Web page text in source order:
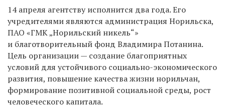
14 апреля агентству исполнится два года. Его
учредителями являются администрация Норильска,
ПАО «ГМК „Норильский никель“»
и благотворительный фонд Владимира Потанина.
Цель организации — создание благоприятных
условий для устойчивого социально-экономического
развития, повышение качества жизни норильчан,
формирование позитивной социальной среды, рост
человеческого капитала.